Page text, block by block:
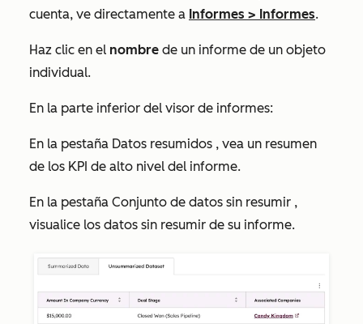
cuenta, ve directamente a Informes > Informes.
Haz clic en el nombre de un informe de un objeto
individual.
En la parte inferior del visor de informes:
En la pestaña Datos resumidos , vea un resumen
de los KPI de alto nivel del informe.
En la pestaña Conjunto de datos sin resumir ,
visualice los datos sin resumir de su informe.